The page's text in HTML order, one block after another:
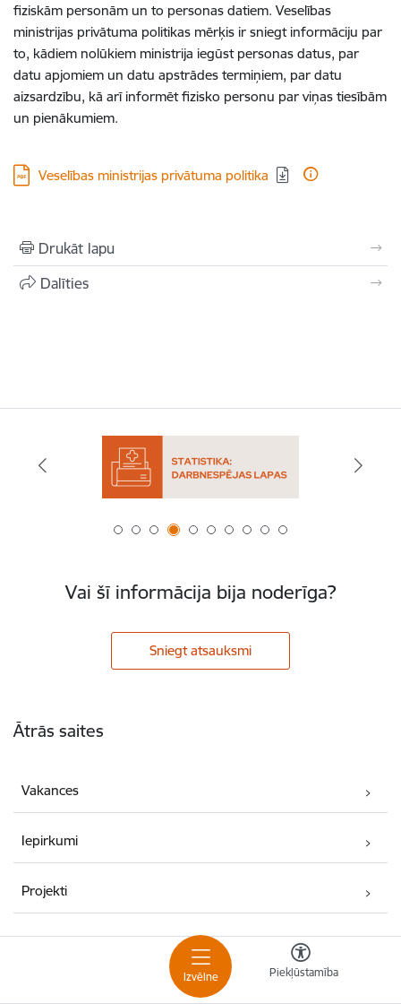
Izvēlne Piekļūstamība
fiziskām personām un to personas datiem. Veselības
ministrijas privātuma politikas mērķis ir sniegt informāciju par
to, kādiem nolūkiem ministrija iegūst personas datus, par
datu apjomiem un datu apstrādes termiņiem, par datu
aizsardzību, kā arī informēt fizisko personu par viņas tiesībām
un pienākumiem.
Lejupielādēt:
Veselības ministrijas privātuma politika
Drukāt lapu
Dalīties
Vai šī informācija bija noderīga?
Sniegt atsauksmi
Ātrās saites
Vakances
Iepirkumi
Projekti
Par mums